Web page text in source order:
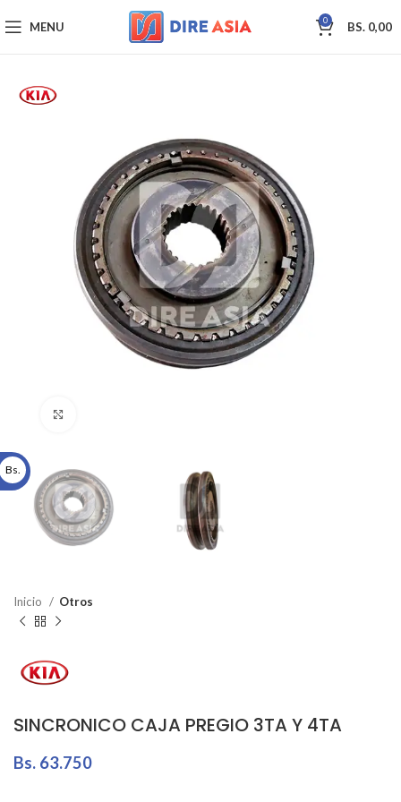
MENU 0 BS. 0,00
Inicio Otros
SINCRONICO CAJA PREGIO 3TA Y 4TA
Bs. 63.750
Bs.